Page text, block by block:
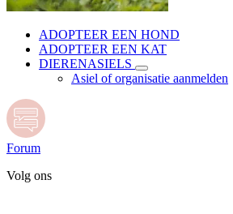
ADOPTEER EEN HOND
ADOPTEER EEN KAT
DIERENASIELS
Asiel of organisatie aanmelden
Forum
Volg ons